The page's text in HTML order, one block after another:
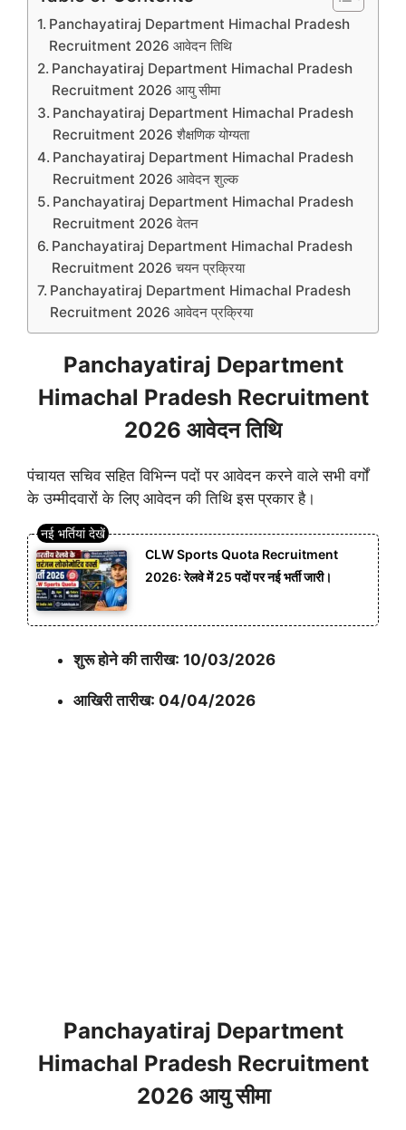
Panchayatiraj Department Himachal Pradesh
Recruitment 2026 आवेदन तिथि
Panchayatiraj Department Himachal Pradesh
Recruitment 2026 आयु सीमा
Panchayatiraj Department Himachal Pradesh
Recruitment 2026 शैक्षणिक योग्यता
Panchayatiraj Department Himachal Pradesh
Recruitment 2026 आवेदन शुल्क
Panchayatiraj Department Himachal Pradesh
Recruitment 2026 वेतन
Panchayatiraj Department Himachal Pradesh
Recruitment 2026 चयन प्रक्रिया
Panchayatiraj Department Himachal Pradesh
Recruitment 2026 आवेदन प्रक्रिया
Panchayatiraj Department
Himachal Pradesh Recruitment
2026 आवेदन तिथि
पंचायत सचिव सहित विभिन्न पदों पर आवेदन करने वाले सभी वर्गों
के उम्मीदवारों के लिए आवेदन की तिथि इस प्रकार है।
CLW Sports Quota Recruitment
2026: रेलवे में 25 पदों पर नई भर्ती जारी।
शुरू होने की तारीख: 10/03/2026
आखिरी तारीख: 04/04/2026
Panchayatiraj Department
Himachal Pradesh Recruitment
2026 आयु सीमा